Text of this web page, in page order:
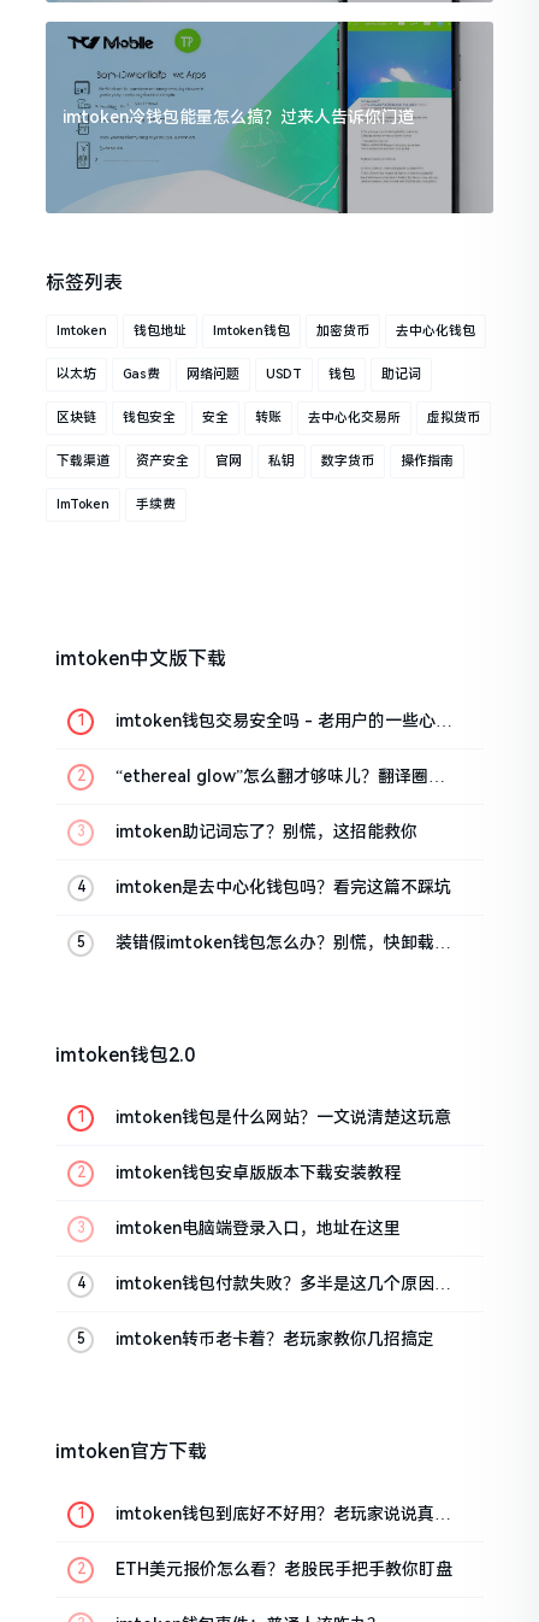
imtoken冷钱包能量怎么搞？过来人告诉你门道
标签列表
Imtoken 钱包地址 Imtoken钱包 加密货币 去中心化钱包
以太坊 Gas费 网络问题 USDT 钱包 助记词
区块链 钱包安全 安全 转账 去中心化交易所 虚拟货币
下载渠道 资产安全 官网 私钥 数字货币 操作指南
ImToken 手续费
imtoken中文版下载
imtoken钱包交易安全吗 - 老用户的一些心里
“ethereal glow”怎么翻才够味儿？翻译圈老
imtoken助记词忘了？别慌，这招能救你
imtoken是去中心化钱包吗？看完这篇不踩坑
装错假imtoken钱包怎么办？别慌，快卸载，
imtoken钱包2.0
imtoken钱包是什么网站？一文说清楚这玩意
imtoken钱包安卓版版本下载安装教程
imtoken电脑端登录入口，地址在这里
imtoken钱包付款失败？多半是这几个原因闹
imtoken转币老卡着？老玩家教你几招搞定
imtoken官方下载
imtoken钱包到底好不好用？老玩家说说真实
ETH美元报价怎么看？老股民手把手教你盯盘